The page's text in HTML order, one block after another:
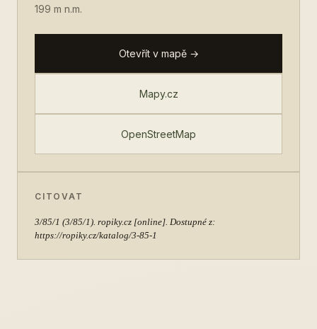
199 m n.m.
Otevřít v mapě →
Mapy.cz
OpenStreetMap
CITOVAT
3/85/1 (3/85/1). ropiky.cz [online]. Dostupné z:
https://ropiky.cz/katalog/3-85-1